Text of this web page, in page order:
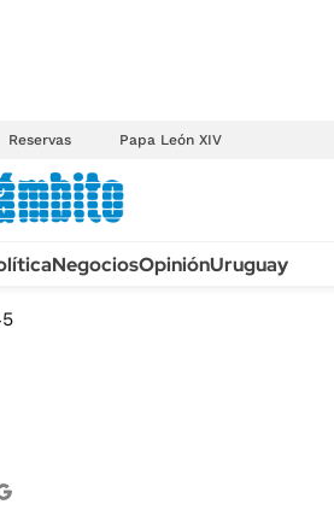
Reservas Papa León XIV
NegociosOpiniónUruguay